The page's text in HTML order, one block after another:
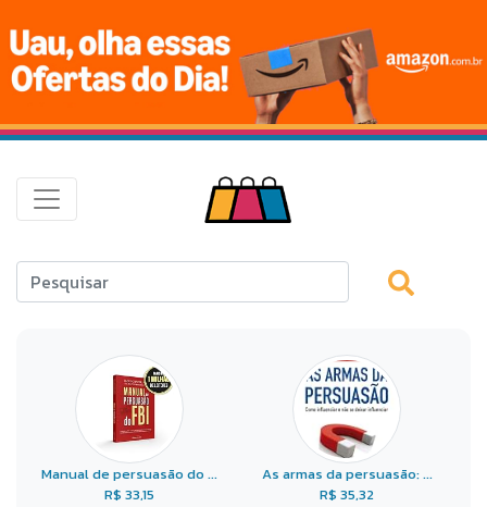
Manual de persuasão do ...
R$ 33,15
As armas da persuasão: ...
R$ 35,32